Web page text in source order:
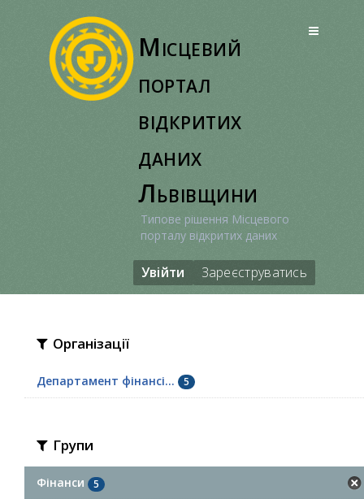
Місцевий
портал
відкритих
даних
Львівщини
Типове рішення Місцевого
порталу відкритих даних
Увійти Зареєструватись
Організації
Департамент фінансі... 5
Групи
Фінанси 5